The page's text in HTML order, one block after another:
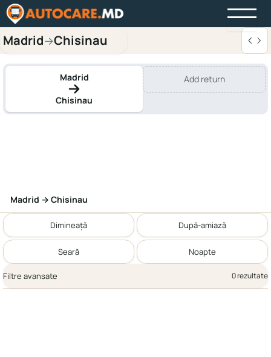
Madrid→Chisinau
Madrid
Chisinau
Add return
Madrid → Chisinau
Dimineață După-amiază
Seară Noapte
Filtre avansate 0 rezultate